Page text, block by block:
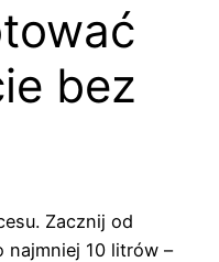
bez
Zacznij od
najmniej 10 litrów –